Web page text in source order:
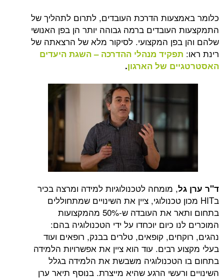
כלומר באמצעות הדרכת העובדים, לתרום לתהליך של
התמקצעות העובדים ברמה גבוהה יותר הן בפן האנושי
שלהם והן בפן המקצועי. לסיקור מלא של הרצאתה של
רינת ראו: תפקיד מנהלי ההדרכה – השגת היעדים
האסטרטגיים של הארגון.
ד"ר ערן גל, מומחה לטכנולוגיות למידה ומרצה בכיר
בHIT מכון טכנולוגי, ציין את השינויים שמתחוללים
בתחום ותאר את העובדה ש-50% מהמקצועות
המוכרים לנו כיום יוכחדו על ידי הטכנולוגיה בהם:
נהגים, רוקחים, קופאים, טלרים בבנק, רופאים ועוד
בעלי מקצוע רבים. עוד הוא ציין את אפשרויות הלמידה
בתחום בו הטכנולוגיה משבשת את הלמידה בגלל
השינויים ורעשי הרגע שהיא מייצרת. בנוסף תיאר ערן